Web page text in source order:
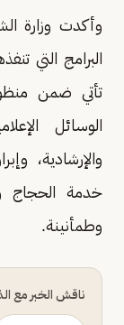
وأكدت وزارة
البرامج التي
تأتي ضمن
الوسائل
والإرشادية،
خدمة الحجاج
وطمأنينة.
ناقش الخبر مع